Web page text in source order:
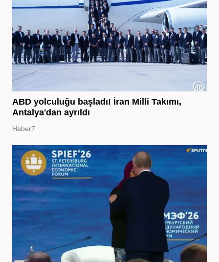
ABD yolculuğu başladı! İran Milli Takımı,
Antalya'dan ayrıldı
Haber7